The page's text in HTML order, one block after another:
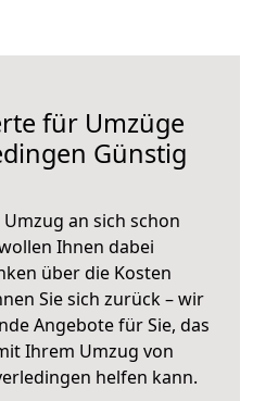
für Umzüge
Günstig
an sich schon
Ihnen dabei
über die Kosten
Sie sich zurück – wir
Angebote für Sie, das
Ihrem Umzug von
helfen kann.